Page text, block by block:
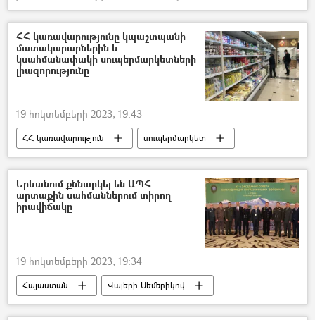
Նիկոլ Փաշինյան
Խաղաղության պայմանագիր
ՀՀ կառավարությունը կպաշտպանի
մատակարարներին և
կսահմանափակի սուպերմարկետների
լիազորությունը
19 հոկտեմբերի 2023, 19:43
ՀՀ կառավարություն
սուպերմարկետ
առևտուր
ներմուծում
արտադրանք
մատակարար
Երևանում քննարկել են ԱՊՀ
արտաքին սահմաններում տիրող
իրավիճակը
19 հոկտեմբերի 2023, 19:34
Հայաստան
Վալերի Սեմերիկով
Անկախ պետությունների համագործակցություն (ԱՊՀ)